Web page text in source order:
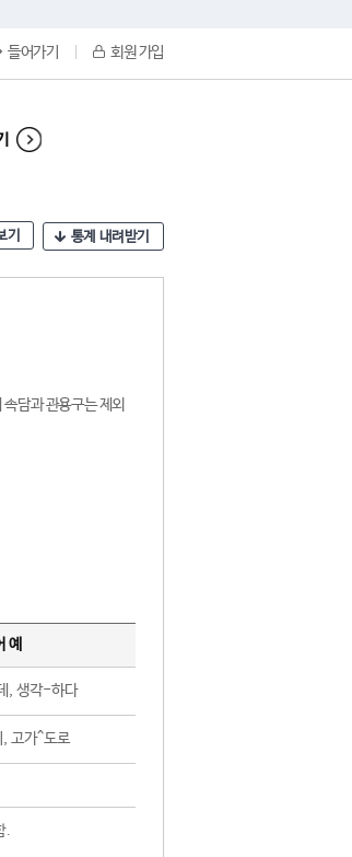
들어가기 회원 가입
기 통계 내려받기
담과 관용구는 제외
예
, 생각-하다
고가^도로
.